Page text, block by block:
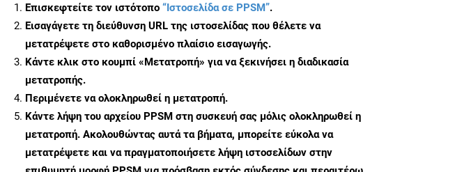
Επισκεφτείτε τον ιστότοπο “Ιστοσελίδα σε PPSM”.
Εισαγάγετε τη διεύθυνση URL της ιστοσελίδας που θέλετε να
μετατρέψετε στο καθορισμένο πλαίσιο εισαγωγής.
Κάντε κλικ στο κουμπί «Μετατροπή» για να ξεκινήσει η διαδικασία
μετατροπής.
Περιμένετε να ολοκληρωθεί η μετατροπή.
Κάντε λήψη του αρχείου PPSM στη συσκευή σας μόλις ολοκληρωθεί η
μετατροπή. Ακολουθώντας αυτά τα βήματα, μπορείτε εύκολα να
μετατρέψετε και να πραγματοποιήσετε λήψη ιστοσελίδων στην